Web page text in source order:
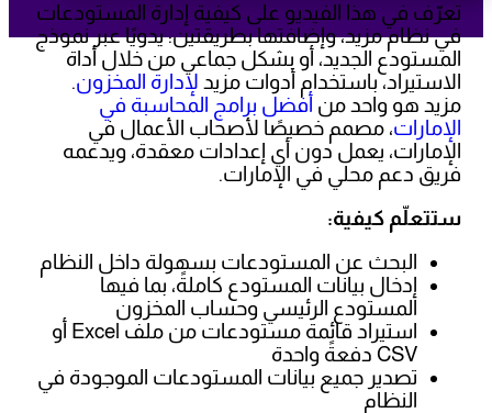
تعرّف في هذا الفيديو على كيفية إدارة المستودعات
في نظام مزيد، وإضافتها بطريقتين: يدويًا عبر نموذج
المستودع الجديد، أو بشكل جماعي من خلال أداة
الاستيراد، باستخدام أدوات مزيد لإدارة المخزون.
مزيد هو واحد من أفضل برامج المحاسبة في
الإمارات، مصمم خصيصًا لأصحاب الأعمال في
الإمارات، يعمل دون أي إعدادات معقدة، ويدعمه
فريق دعم محلي في الإمارات.
ستتعلّم كيفية:
البحث عن المستودعات بسهولة داخل النظام
إدخال بيانات المستودع كاملةً، بما فيها
المستودع الرئيسي وحساب المخزون
استيراد قائمة مستودعات من ملف Excel أو
CSV دفعةً واحدة
تصدير جميع بيانات المستودعات الموجودة في
النظام